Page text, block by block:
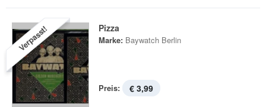
Verpasst! Pizza
Marke: Baywatch Berlin
Preis: € 3,99